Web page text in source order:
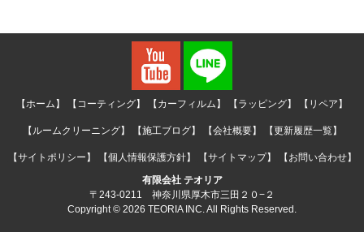
【ホーム】 【コーティング】 【カーフィルム】 【ラッピング】 【リペア】
【ルームクリーニング】 【施工ブログ】 【会社概要】 【更新履歴一覧】
【サイトポリシー】 【個人情報保護方針】 【サイトマップ】
【お問い合わせ】
有限会社 テオリア
〒243-0211 神奈川県厚木市三田２０−２
Copyright © 2026 TEORIA INC. All Rights Reserved.